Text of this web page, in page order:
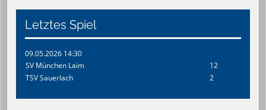
Letztes Spiel
09.05.2026 14:30
SV München Laim
12
TSV Sauerlach
2